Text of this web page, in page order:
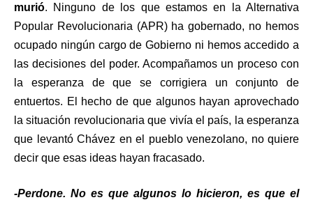
murió. Ninguno de los que estamos en la Alternativa
Popular Revolucionaria (APR) ha gobernado, no hemos
ocupado ningún cargo de Gobierno ni hemos accedido a
las decisiones del poder. Acompañamos un proceso con
la esperanza de que se corrigiera un conjunto de
entuertos. El hecho de que algunos hayan aprovechado
la situación revolucionaria que vivía el país, la esperanza
que levantó Chávez en el pueblo venezolano, no quiere
decir que esas ideas hayan fracasado.
-Perdone. No es que algunos lo hicieron, es que el